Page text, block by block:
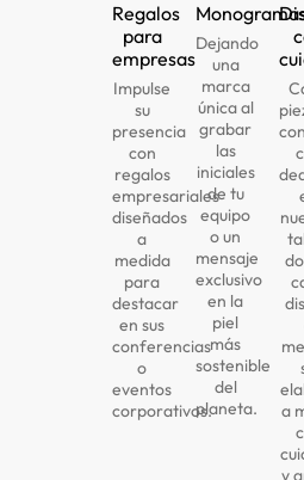
Regalos
para
empresas
Impulse
su
presencia
con
regalos
empresariales
diseñados
a
medida
para
destacar
en sus
conferencias
o
eventos
corporativos.
Dejando
una
marca
única al
grabar
las
iniciales
de tu
equipo
o un
mensaje
exclusivo
en la
piel
más
sostenible
del
planeta.
a
y